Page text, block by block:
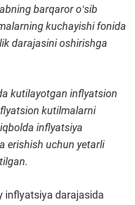
barqaror oʻsib
kuchayishi fonida
darajasini oshirishga
kutilayotgan inflyatsion
kutilmalarni
inflyatsiya
erishish uchun yetarli
inflyatsiya darajasida